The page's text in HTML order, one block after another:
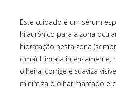
Este cuidado é um sérum
hilaurónico para a zona
hidratação nesta zona
cima). Hidrata intensamente,
olheira, corrige e suaviza
minimiza o olhar marcado e